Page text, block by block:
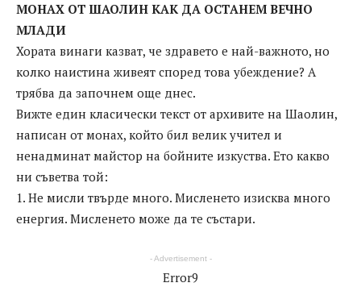
МОНАХ ОТ ШАОЛИН КАК ДА ОСТАНЕМ ВЕЧНО
МЛАДИ
Хората винаги казват, че здравето е най-важното, но
колко наистина живеят според това убеждение? A
трябва да започнем още днес.
Вижте един класически текст от архивите на Шаолин,
написан от монах, който бил велик учител и
ненадминат майстор на бойните изкуства. Ето какво
ни съветва той:
1. Не мисли твърде много. Мисленето изисква много
енергия. Мисленето може да те състари.
- Advertisement -
Error9